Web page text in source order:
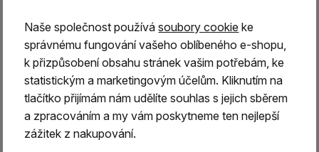
se hromadily a zrály na evropském kontinentu. Míchalo se
a utvářelo, získávalo na síle v pomyslném alchymickém
kotlíku, vše, co zde bylo tradiční, i to, co přicházelo z
ostatních zemí a kontinentů. Z Dálného východu, ať již
z muslimských či židovských zdrojů, společně
s pradávnými sílami Afriky, i s novými poznatky právě
objevené Ameriky.
Země, která tyto energie dokázala
nejvíce vstřebat a propojit bylo Španělsko, právě
Naše společnost používásoubory cookie ke
správnému fungování vašeho oblíbeného e-shopu,
k přizpůsobení obsahu stránek vašim potřebám, ke
statistickým a marketingovým účelům. Kliknutím na
tlačítko přijímám nám udělíte souhlas s jejich sběrem
a zpracováním a my vám poskytneme ten nejlepší
zážitek z nakupování.